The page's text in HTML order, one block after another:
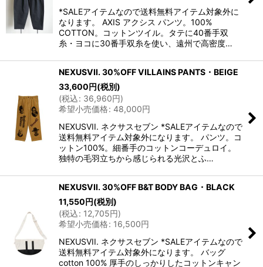
*SALEアイテムなので送料無料アイテム対象外に
なります。 AXIS アクシス パンツ。100%
COTTON。コットンツイル。タテに40番手双
糸・ヨコに30番手双糸を使い、遠州で高密度…
NEXUSVII. 30%OFF VILLAINS PANTS・BEIGE
33,600円(税別)
(税込: 36,960円)
希望小売価格: 48,000円
NEXUSVII. ネクサスセブン *SALEアイテムなので
送料無料アイテム対象外になります。 パンツ。コ
ットン100%。細番手のコットンコーデュロイ。
独特の毛羽立ちから感じられる光沢とふ…
NEXUSVII. 30%OFF B&T BODY BAG・BLACK
11,550円(税別)
(税込: 12,705円)
希望小売価格: 16,500円
NEXUSVII. ネクサスセブン *SALEアイテムなので
送料無料アイテム対象外になります。 バッグ
cotton 100% 厚手のしっかりしたコットンキャン